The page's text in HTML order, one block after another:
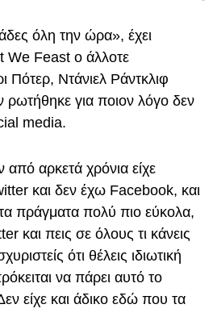
όλη την ώρα», έχει
We Feast ο άλλοτε
Πότερ, Ντάνιελ Ράντκλιφ
για ποιον λόγο δεν
media.
αρκετά χρόνια είχε
και δεν έχω Facebook, και
τα πράγματα πολύ πιο εύκολα,
και πεις σε όλους τι κάνεις
ότι θέλεις ιδιωτική
να πάρει αυτό το
είχε και άδικο εδώ που τα